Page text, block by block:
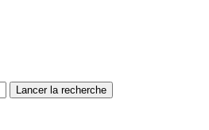
Lancer la recherche